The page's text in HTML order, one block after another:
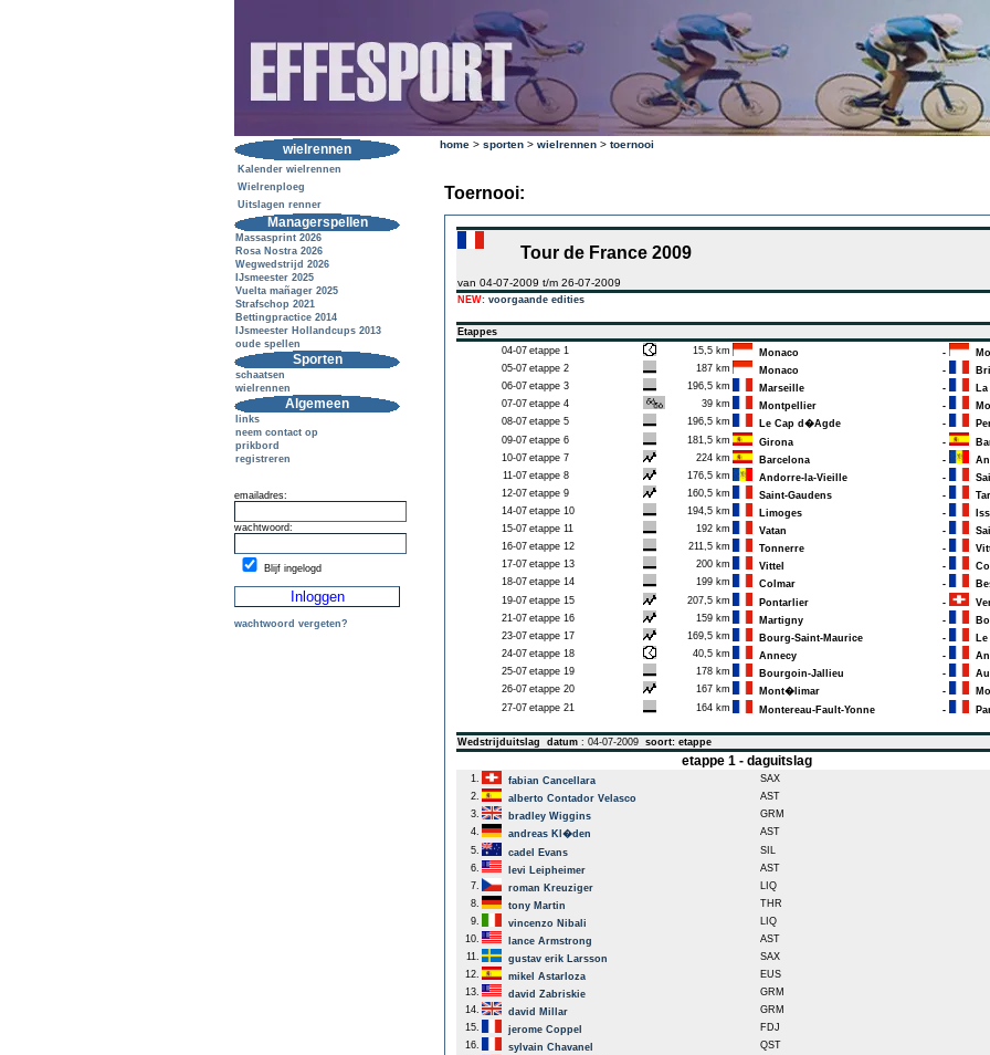
wielrennen
Kalender wielrennen
Wielrenploeg
Uitslagen renner
Managerspellen
Massasprint 2026
Rosa Nostra 2026
Wegwedstrijd 2026
IJsmeester 2025
Vuelta mañager 2025
Strafschop 2021
Bettingpractice 2014
IJsmeester Hollandcups 2013
oude spellen
Sporten
schaatsen
wielrennen
Algemeen
links
neem contact op
prikbord
registreren
emailadres:
wachtwoord:
Blijf ingelogd
wachtwoord vergeten?
home > sporten > wielrennen > toernooi
Toernooi:
Tour de France 2009
van 04-07-2009 t/m 26-07-2009
NEW: voorgaande edities
Etappes
04-07 etappe 1 15,5 km Monaco -
05-07 etappe 2 187 km Monaco -
06-07 etappe 3 196,5 km Marseille -
La
07-07 etappe 4 39 km Montpellier -
08-07 etappe 5 196,5 km Le Cap d�Agde -
09-07 etappe 6 181,5 km Girona -
10-07 etappe 7 224 km Barcelona -
11-07 etappe 8 176,5 km Andorre-la-Vieille -
12-07 etappe 9 160,5 km Saint-Gaudens -
14-07 etappe 10 194,5 km Limoges -
15-07 etappe 11 192 km Vatan -
16-07 etappe 12 211,5 km Tonnerre -
17-07 etappe 13 200 km Vittel -
18-07 etappe 14 199 km Colmar -
19-07 etappe 15 207,5 km Pontarlier -
21-07 etappe 16 159 km Martigny -
23-07 etappe 17 169,5 km Bourg-Saint-Maurice -
Le
24-07 etappe 18 40,5 km Annecy -
25-07 etappe 19 178 km Bourgoin-Jallieu -
26-07 etappe 20 167 km Mont�limar -
27-07 etappe 21 164 km Montereau-Fault-Yonne -
Wedstrijduitslag datum : 04-07-2009 soort: etappe
etappe 1 - daguitslag
1. fabian Cancellara SAX
2.
alberto Contador Velasco AST
3.
bradley Wiggins GRM
4.
andreas Kl�den AST
5.
cadel Evans SIL
6.
levi Leipheimer AST
7.
roman Kreuziger LIQ
8.
tony Martin THR
9.
vincenzo Nibali LIQ
10.
lance Armstrong AST
11.
gustav erik Larsson SAX
12.
mikel Astarloza EUS
13.
david Zabriskie GRM
14.
david Millar GRM
15.
jerome Coppel FDJ
16.
sylvain Chavanel QST